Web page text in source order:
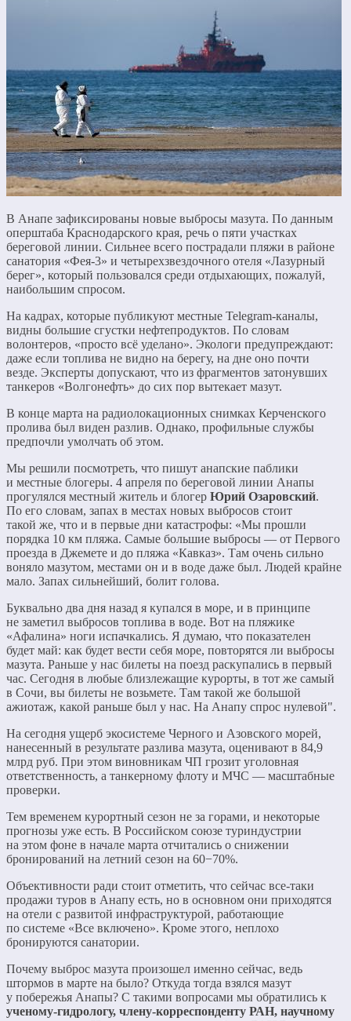
В Анапе зафиксированы новые выбросы мазута. По данным
оперштаба Краснодарского края, речь о пяти участках
береговой линии. Сильнее всего пострадали пляжи в районе
санатория «Фея-3» и четырехзвездочного отеля «Лазурный
берег», который пользовался среди отдыхающих, пожалуй,
наибольшим спросом.
На кадрах, которые публикуют местные Telegram-каналы,
видны большие сгустки нефтепродуктов. По словам
волонтеров, «просто всё уделано». Экологи предупреждают:
даже если топлива не видно на берегу, на дне оно почти
везде. Эксперты допускают, что из фрагментов затонувших
танкеров «Волгонефть» до сих пор вытекает мазут.
В конце марта на радиолокационных снимках Керченского
пролива был виден разлив. Однако, профильные службы
предпочли умолчать об этом.
Мы решили посмотреть, что пишут анапские паблики
и местные блогеры. 4 апреля по береговой линии Анапы
прогулялся местный житель и блогер Юрий Озаровский.
По его словам, запах в местах новых выбросов стоит
такой же, что и в первые дни катастрофы: «Мы прошли
порядка 10 км пляжа. Самые большие выбросы — от Первого
проезда в Джемете и до пляжа «Кавказ». Там очень сильно
воняло мазутом, местами он и в воде даже был. Людей крайне
мало. Запах сильнейший, болит голова.
Буквально два дня назад я купался в море, и в принципе
не заметил выбросов топлива в воде. Вот на пляжике
«Афалина» ноги испачкались. Я думаю, что показателен
будет май: как будет вести себя море, повторятся ли выбросы
мазута. Раньше у нас билеты на поезд раскупались в первый
час. Сегодня в любые близлежащие курорты, в тот же самый
в Сочи, вы билеты не возьмете. Там такой же большой
ажиотаж, какой раньше был у нас. На Анапу спрос нулевой".
На сегодня ущерб экосистеме Черного и Азовского морей,
нанесенный в результате разлива мазута, оценивают в 84,9
млрд руб. При этом виновникам ЧП грозит уголовная
ответственность, а танкерному флоту и МЧС — масштабные
проверки.
Тем временем курортный сезон не за горами, и некоторые
прогнозы уже есть. В Российском союзе туриндустрии
на этом фоне в начале марта отчитались о снижении
бронирований на летний сезон на 60−70%.
Объективности ради стоит отметить, что сейчас все-таки
продажи туров в Анапу есть, но в основном они приходятся
на отели с развитой инфраструктурой, работающие
по системе «Все включено». Кроме этого, неплохо
бронируются санатории.
Почему выброс мазута произошел именно сейчас, ведь
штормов в марте на было? Откуда тогда взялся мазут
у побережья Анапы? С такими вопросами мы обратились к
ученому-гидрологу, члену-корреспонденту РАН, научному